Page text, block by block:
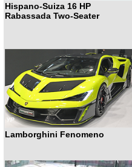
Hispano-Suiza 16 HP
Rabassada Two-Seater
Lamborghini Fenomeno